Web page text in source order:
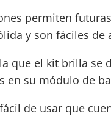
permiten
y son fáciles de
que el kit brilla se
en su módulo de
de usar que